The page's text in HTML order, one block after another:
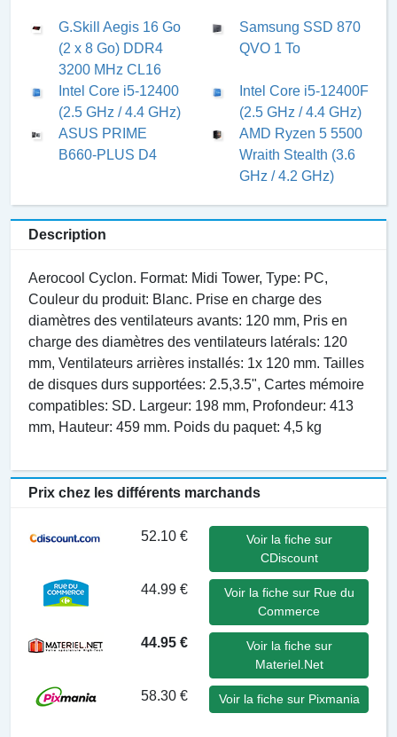
G.Skill Aegis 16 Go
(2 x 8 Go) DDR4
3200 MHz CL16
Samsung SSD 870
QVO 1 To
Intel Core i5-12400
(2.5 GHz / 4.4 GHz)
Intel Core i5-12400F
(2.5 GHz / 4.4 GHz)
ASUS PRIME
B660-PLUS D4
AMD Ryzen 5 5500
Wraith Stealth (3.6
GHz / 4.2 GHz)
Description
Aerocool Cyclon. Format: Midi Tower, Type: PC,
Couleur du produit: Blanc. Prise en charge des
diamètres des ventilateurs avants: 120 mm, Pris en
charge des diamètres des ventilateurs latérals: 120
mm, Ventilateurs arrières installés: 1x 120 mm. Tailles
de disques durs supportées: 2.5,3.5", Cartes mémoire
compatibles: SD. Largeur: 198 mm, Profondeur: 413
mm, Hauteur: 459 mm. Poids du paquet: 4,5 kg
Prix chez les différents marchands
52.10 €
Voir la fiche sur
CDiscount
44.99 €
Voir la fiche sur Rue du
Commerce
44.95 €
Voir la fiche sur
Materiel.Net
58.30 € Voir la fiche sur Pixmania